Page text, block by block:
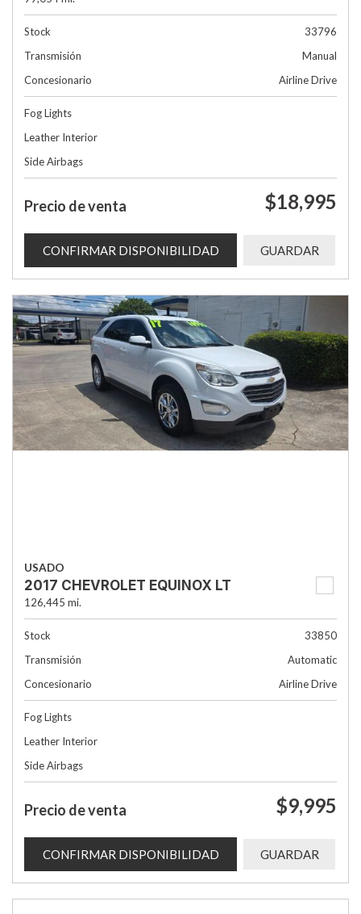
Stock
33796
Transmisión
Manual
Concesionario
Airline Drive
Fog Lights
Leather Interior
Side Airbags
Precio de venta $18,995
CONFIRMAR DISPONIBILIDAD GUARDAR
USADO
2017 CHEVROLET EQUINOX LT
126,445 mi.
Stock
33850
Transmisión
Automatic
Concesionario
Airline Drive
Fog Lights
Leather Interior
Side Airbags
Precio de venta $9,995
CONFIRMAR DISPONIBILIDAD GUARDAR